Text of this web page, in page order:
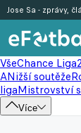
VšeChance Liga
ANižší soutěže
ligaMistrovství
Více
Jose Sa - zprávy,